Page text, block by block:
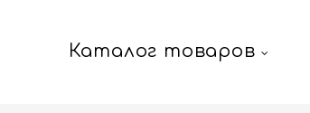
Каталог товаров